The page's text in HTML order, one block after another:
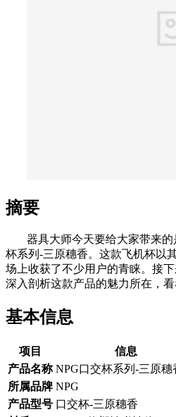
摘要
器具大师今天要给大家带来
杯系列-三原穗香。这款飞机杯以
场上收获了不少用户的青睐。接
深入剖析这款产品的魅力所在，
基本信息
项目
信息
产品名称 NPG口交杯系列-三原穗
所属品牌 NPG
产品型号 口交杯-三原穗香